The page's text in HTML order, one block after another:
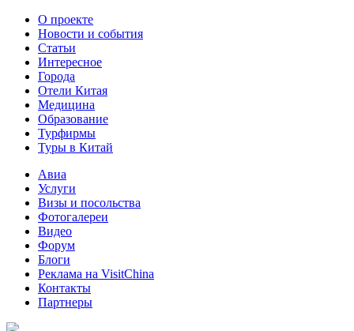
О проекте
Новости и события
Статьи
Интересное
Города
Отели Китая
Медицина
Образование
Турфирмы
Туры в Китай
Авиа
Услуги
Визы и посольства
Фотогалереи
Видео
Форум
Блоги
Реклама на VisitChina
Контакты
Партнеры